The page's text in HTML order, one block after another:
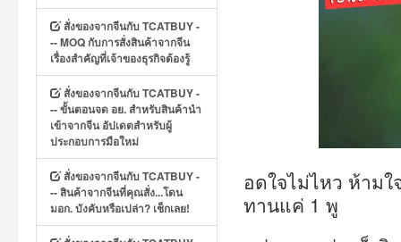
สั่งของจากจีนกับ TCATBUY -
-- MOQ กับการสั่งสินค้าจากจีน
เรื่องสำคัญที่เจ้าของธุรกิจต้องรู้
สั่งของจากจีนกับ TCATBUY -
-- ขั้นตอนจด อย. สำหรับสินค้านำ
เข้าจากจีน อัปเดตสำหรับผู้
ประกอบการมือใหม่
สั่งของจากจีนกับ TCATBUY -
-- สินค้าจากจีนที่คุณสั่ง...โดน
มอก. บังคับหรือเปล่า? เช็กเลย!
อดใจไม่ไหว ห้ามใ
ทานแค่ 1 พู